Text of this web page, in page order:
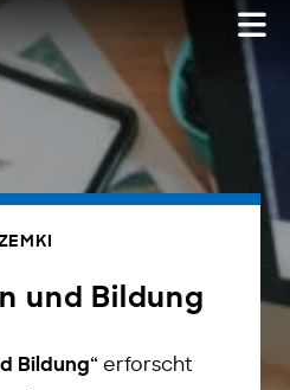
und Bildung
Bildung“ erforscht